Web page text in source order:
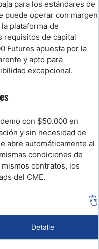
para los estándares de
puede operar con margen
plataforma de
requisitos de capital
Futures apuesta por la
y apto para
excepcional.
con $50.000 en
y sin necesidad de
abre automáticamente al
condiciones de
contratos, los
del CME.
Detalle